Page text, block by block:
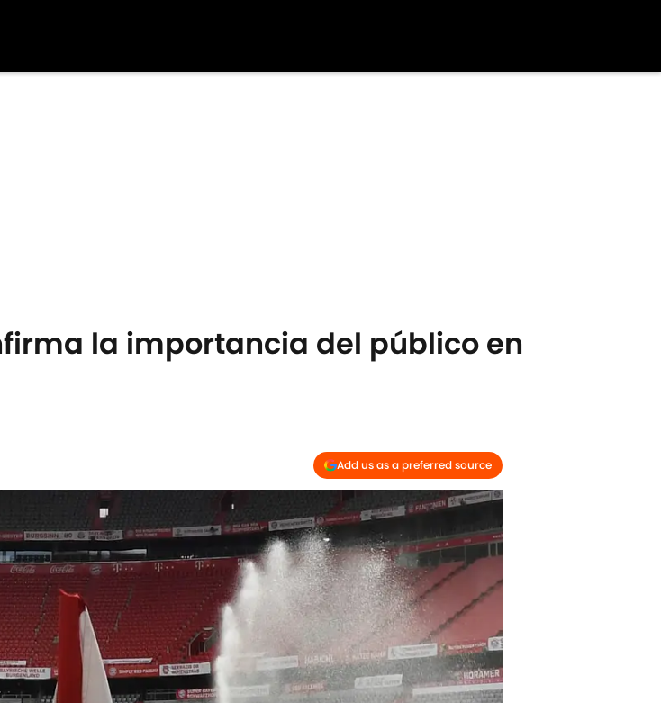
la importancia del público en
Add us as a preferred source